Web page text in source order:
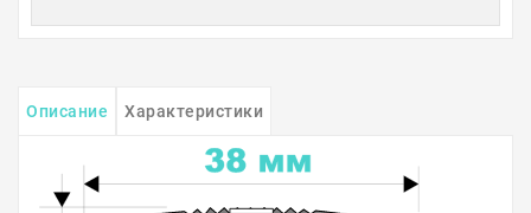
Описание Характеристики